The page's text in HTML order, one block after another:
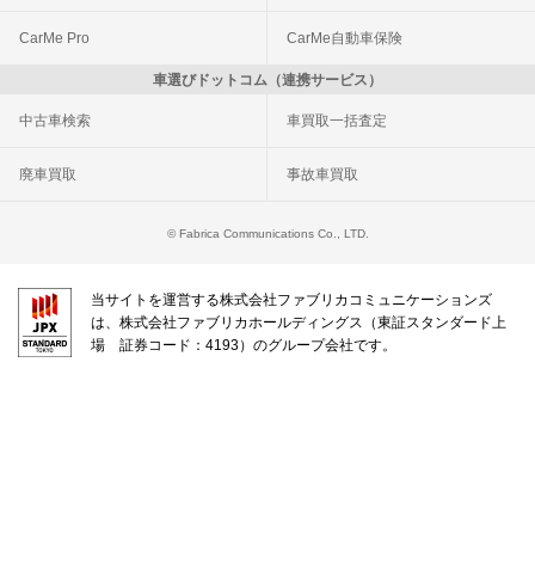
CarMe Pro CarMe自動車保険
車選びドットコム（連携サービス）
中古車検索 車買取一括査定
廃車買取 事故車買取
© Fabrica Communications Co., LTD.
当サイトを運営する株式会社ファブリカコミュニケーションズ
は、株式会社ファブリカホールディングス（東証スタンダード上
場 証券コード：4193）のグループ会社です。